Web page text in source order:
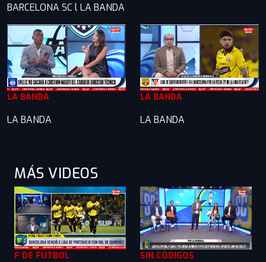
BARCELONA SC l LA BANDA
LA BANDA
LA BANDA
LA BANDA
LA BANDA
MÁS VIDEOS
F DE FÚTBOL SIN CÓDIGOS